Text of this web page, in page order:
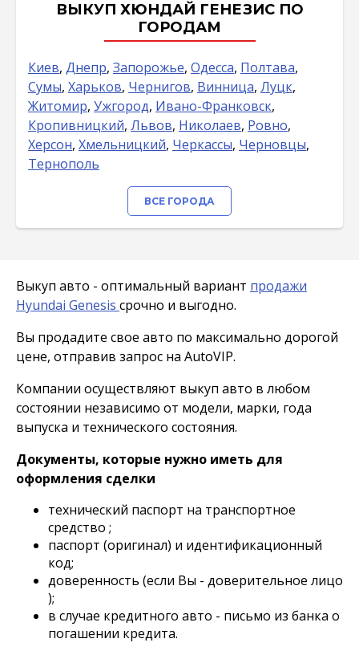
ВЫКУП ХЮНДАЙ ГЕНЕЗИС ПО
ГОРОДАМ
Киев, Днепр, Запорожье, Одесса, Полтава,
Сумы, Харьков, Чернигов, Винница, Луцк,
Житомир, Ужгород, Ивано-Франковск,
Кропивницкий, Львов, Николаев, Ровно,
Херсон, Хмельницкий, Черкассы, Черновцы,
Тернополь
ВСЕ ГОРОДА
Выкуп авто - оптимальный вариант продажи
Hyundai Genesis срочно и выгодно.
Вы продадите свое авто по максимально дорогой
цене, отправив запрос на AutoVIP.
Компании осуществляют выкуп авто в любом
состоянии независимо от модели, марки, года
выпуска и технического состояния.
Документы, которые нужно иметь для
оформления сделки
технический паспорт на транспортное
средство ;
паспорт (оригинал) и идентификационный
код;
доверенность (если Вы - доверительное лицо
);
в случае кредитного авто - письмо из банка о
погашении кредита.